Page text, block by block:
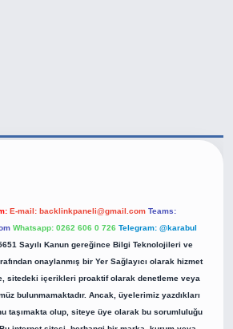
E-mail: backlinkpaneli@gmail.com Teams:
Whatsapp: 0262 606 0 726 Telegram: @karabul
Sayılı Kanun gereğince Bilgi Teknolojileri ve
onaylanmış bir Yer Sağlayıcı olarak hizmet
sitedeki içerikleri proaktif olarak denetleme veya
bulunmamaktadır. Ancak, üyelerimiz yazdıkları
taşımakta olup, siteye üye olarak bu sorumluluğu